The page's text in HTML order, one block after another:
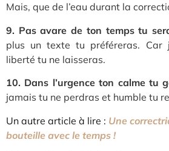
Mais, que de l’eau durant la
9. Pas avare de ton temps tu
plus un texte tu préféreras. Car
liberté tu ne laisseras.
10. Dans l’urgence ton calme tu
jamais tu ne perdras et humble tu
Un autre article à lire : Une
bouteille avec le temps !